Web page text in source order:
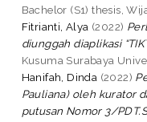
Bachelor (S1) thesis,
Fitrianti, Alya (2022)
diunggah diaplikasi
Kusuma Surabaya
Hanifah, Dinda (2022)
Pauliana) oleh kurator
putusan Nomor 3/